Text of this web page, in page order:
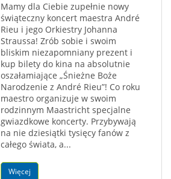
Mamy dla Ciebie zupełnie nowy
świąteczny koncert maestra André
Rieu i jego Orkiestry Johanna
Straussa! Zrób sobie i swoim
bliskim niezapomniany prezent i
kup bilety do kina na absolutnie
oszałamiające „Śnieżne Boże
Narodzenie z André Rieu”! Co roku
maestro organizuje w swoim
rodzinnym Maastricht specjalne
gwiazdkowe koncerty. Przybywają
na nie dziesiątki tysięcy fanów z
całego świata, a...
Więcej